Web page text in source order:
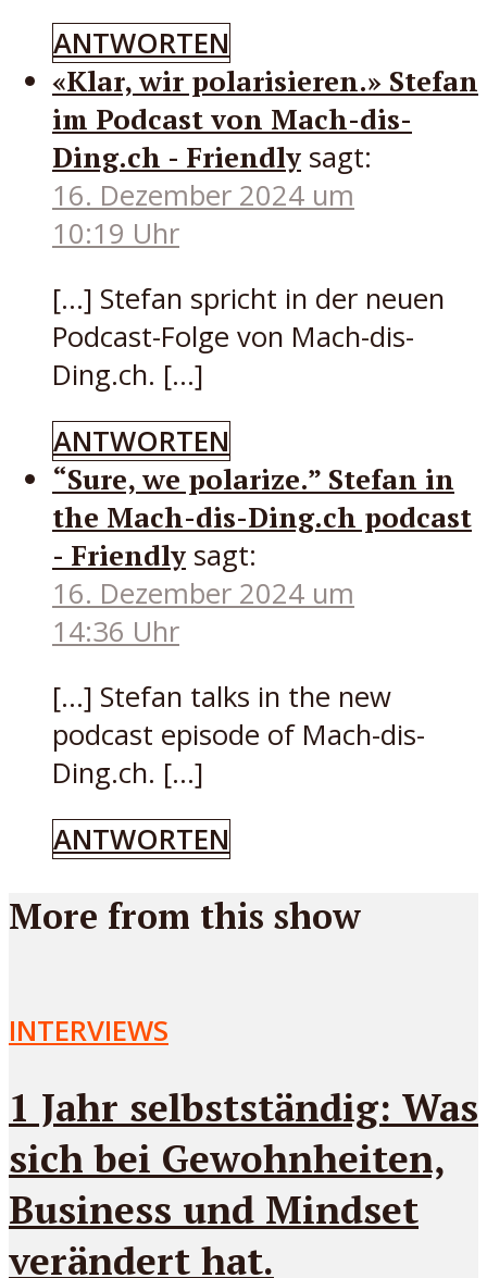
ANTWORTEN
«Klar, wir polarisieren.» Stefan
im Podcast von Mach-dis-
Ding.ch - Friendly sagt:
16. Dezember 2024 um
10:19 Uhr
[…] Stefan spricht in der neuen
Podcast-Folge von Mach-dis-
Ding.ch. […]
ANTWORTEN
“Sure, we polarize.” Stefan in
the Mach-dis-Ding.ch podcast
- Friendly sagt:
16. Dezember 2024 um
14:36 Uhr
[…] Stefan talks in the new
podcast episode of Mach-dis-
Ding.ch. […]
ANTWORTEN
More from this show
INTERVIEWS
1 Jahr selbstständig: Was
sich bei Gewohnheiten,
Business und Mindset
verändert hat.